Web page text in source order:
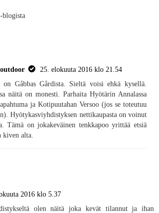
blogista
25. elokuuta 2016 klo 21.54
on Gåbbas Gårdista. Sieltä voisi ehkä kysellä.
näitä on monesti. Parhaita Hyötärin Annalassa
ja Kotipuutahan Versoo (jos se toteutuu
Hyötykasviyhdistyksen nettikaupasta on voinut
Tämä on jokakeväinen tenkkapoo yrittää etsiä
kiven alta.
2016 klo 5.37
olen näitä joka kevät tilannut ja ihan